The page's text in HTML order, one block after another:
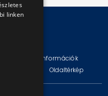
Technikai információk
Oldaltérkép
linken